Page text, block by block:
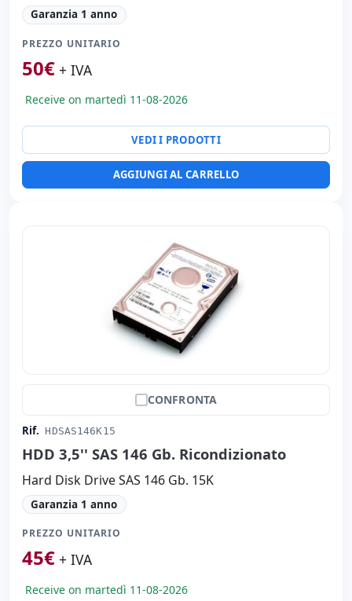
Garanzia 1 anno
PREZZO UNITARIO
50€ + IVA
Receive on martedì 11-08-2026
VEDI I PRODOTTI
AGGIUNGI AL CARRELLO
CONFRONTA
Rif. HDSAS146K15
HDD 3,5'' SAS 146 Gb. Ricondizionato
Hard Disk Drive SAS 146 Gb. 15K
Garanzia 1 anno
PREZZO UNITARIO
45€ + IVA
Receive on martedì 11-08-2026